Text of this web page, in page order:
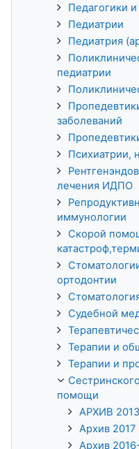
Педагогики
Педиатрии
Педиатрия
педиатрии
заболеваний
Психиатрии,
лечения ИДПО
иммунологии
Скорой
ортодонтии
Судебной
Терапии и
Терапии и
помощи
АРХИВ 2013
Архив 2017
Архив